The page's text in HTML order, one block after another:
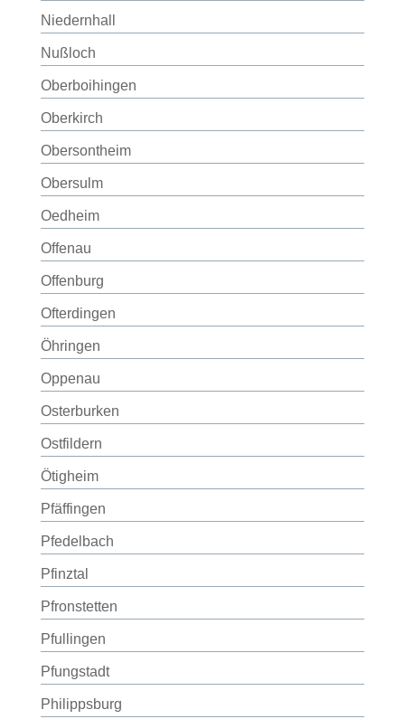
Niedernhall
Nußloch
Oberboihingen
Oberkirch
Obersontheim
Obersulm
Oedheim
Offenau
Offenburg
Ofterdingen
Öhringen
Oppenau
Osterburken
Ostfildern
Ötigheim
Pfäffingen
Pfedelbach
Pfinztal
Pfronstetten
Pfullingen
Pfungstadt
Philippsburg